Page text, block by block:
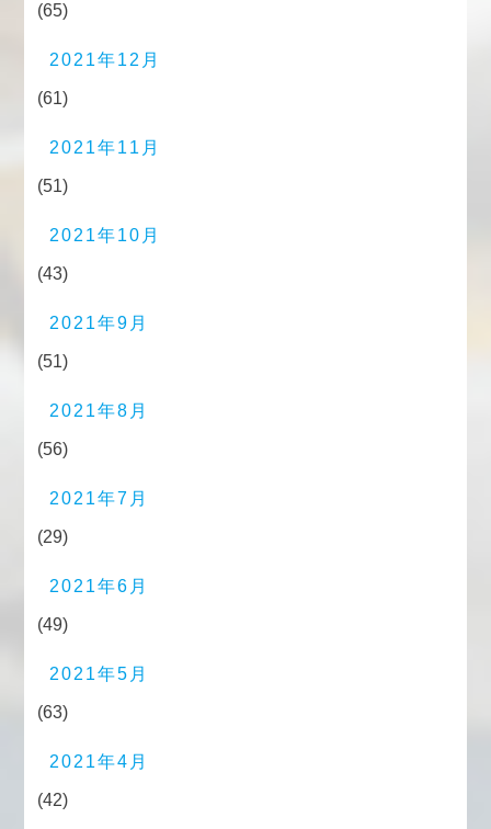
(65)
2021年12月
(61)
2021年11月
(51)
2021年10月
(43)
2021年9月
(51)
2021年8月
(56)
2021年7月
(29)
2021年6月
(49)
2021年5月
(63)
2021年4月
(42)